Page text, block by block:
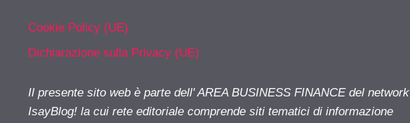
Cookie Policy (UE)
Dichiarazione sulla Privacy (UE)
Il presente sito web è parte dell' AREA BUSINESS FINANCE del network
IsayBlog! la cui rete editoriale comprende siti tematici di informazione